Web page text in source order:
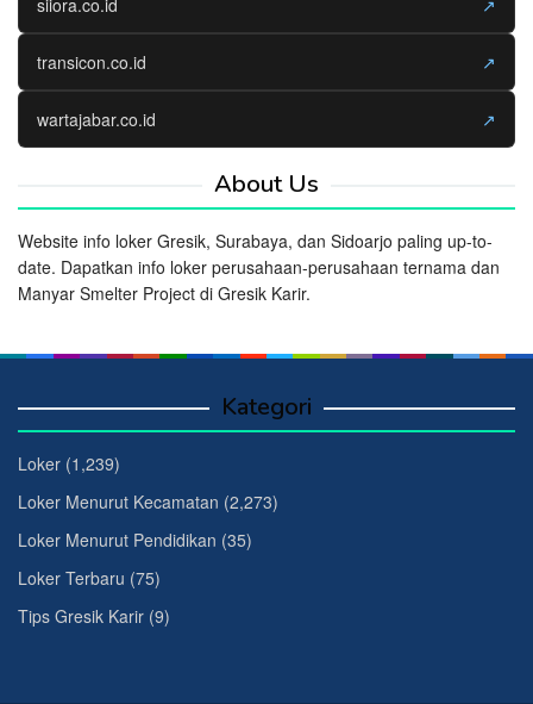
transicon.co.id ↗
wartajabar.co.id ↗
About Us
Website info loker Gresik, Surabaya, dan Sidoarjo paling up-to-
date. Dapatkan info loker perusahaan-perusahaan ternama dan
Manyar Smelter Project di Gresik Karir.
Kategori
Loker (1,239)
Loker Menurut Kecamatan (2,273)
Loker Menurut Pendidikan (35)
Loker Terbaru (75)
Tips Gresik Karir (9)